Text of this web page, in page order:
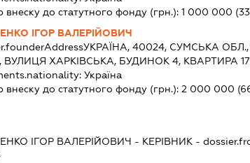
внеску до статутного фонду (грн.):1 000 000
ІГОР ВАЛЕРІЙОВИЧ
УКРАЇНА, 40024, СУМСЬКА ОБЛ.,
ВУЛИЦЯ ХАРКІВСЬКА, БУДИНОК 4, КВАРТИРА
Україна
внеску до статутного фонду (грн.):2 000 000
ІГОР ВАЛЕРІЙОВИЧ - КЕРІВНИК -